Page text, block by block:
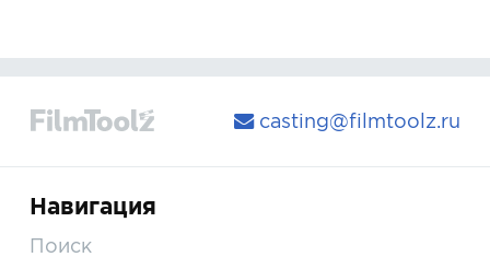
casting@filmtoolz.ru
Навигация
Поиск